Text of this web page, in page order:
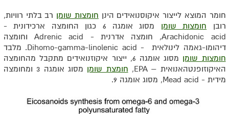
חומר המוצא לייצור איקוסנואידים הינן חומצות שומן רב בלתי רוויות,
רובן חומצות שומן
מסוג אומגה 6 כגון החומצה ארכידונית -
Arachidonic acid, חומצה אדרנית - Adrenic acid וחומצה
דיהומו-גאמה לינולאית - Dihomo-gamma-linolenic acid. מלבד
חומצות שומן
מסוג אומגה 6, ייצור איקוזנואידים מתקבל מהחומצה
האיקוזופנטהאנואית – EPA,
חומצת שומן
מסוג אומגה 3 ומחומצה
מידית - Mead acid, מסוג אומגה 9.